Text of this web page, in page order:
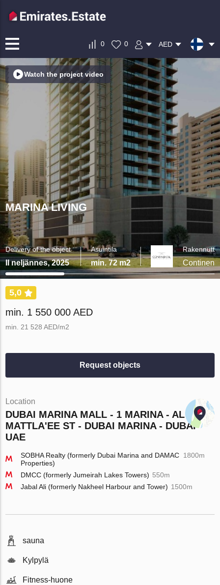
0 0 AED
Watch the project video
MARINA LIVING
Delivery of the object
II neljännes, 2025
Asuintila
min. 72 m2
5,0
min. 1 550 000 AED
min. 21 528 AED/m2
Request objects
Location
DUBAI MARINA MALL - 1 MARINA - AL
MATTLA'EE ST - DUBAI MARINA - DUBAI -
UAE
SOBHA Realty (formerly Dubai Marina and DAMAC
Properties)
1800m
DMCC (formerly Jumeirah Lakes Towers) 550m
Jabal Ali (formerly Nakheel Harbour and Tower) 1500m
sauna
Kylpylä
Fitness-huone